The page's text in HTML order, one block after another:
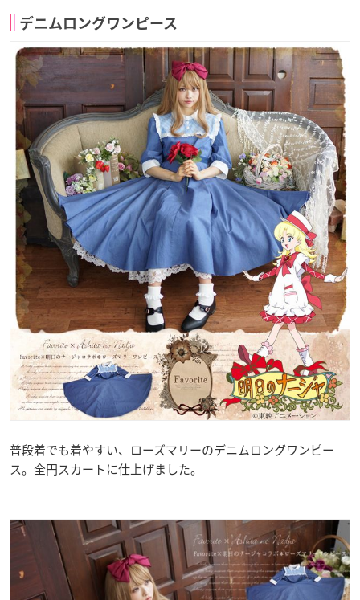
デニムロングワンピース
普段着でも着やすい、ローズマリーのデニムロングワンピー
ス。全円スカートに仕上げました。